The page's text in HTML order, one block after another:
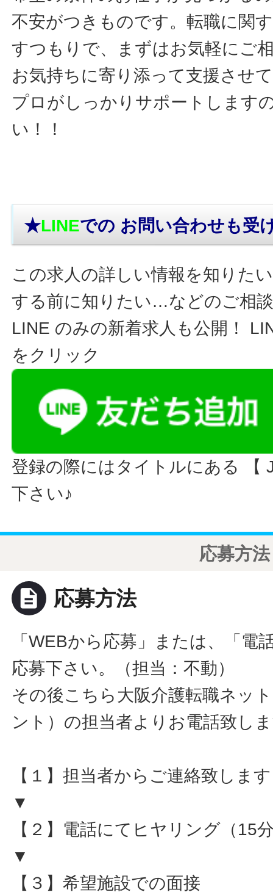
不安がつきものです。転職に関
すつもりで、まずはお気軽にご
お気持ちに寄り添って支援させ
プロがしっかりサポートします
い！！
★LINEでの お問い合わせも受
この求人の詳しい情報を知りた
する前に知りたい…などのご相
LINE のみの新着求人も公開！
をクリック
登録の際にはタイトルにある 【
下さい♪
応募方法
description 応募方法
「WEBから応募」または、「電
応募下さい。（担当：不動）
その後こちら大阪介護転職ネッ
ント）の担当者よりお電話致し
【１】担当者からご連絡致します
▼
【２】電話にてヒヤリング（15
▼
【３】希望施設での面接